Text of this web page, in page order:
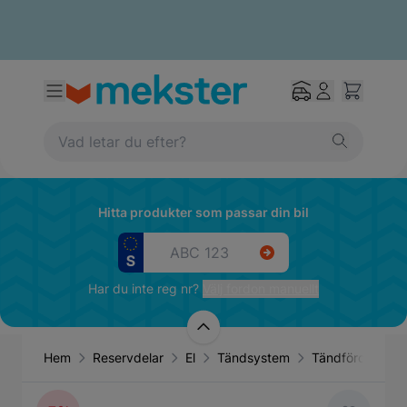
Hitta produkter som passar din bil
Har du inte reg nr?
Hem Reservdelar El Tändsystem Tändfördelare